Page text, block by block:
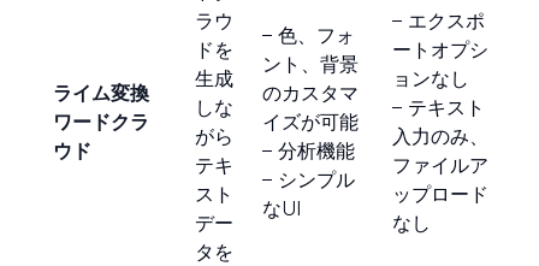
ライム変換
ワードクラ
ウド
ラウ
ドを
生成
しな
がら
テキ
スト
デー
タを
– 色、フォ
ント、背景
のカスタマ
イズが可能
– 分析機能
– シンプル
なUI
– エクスポ
ートオプシ
ョンなし
– テキスト
入力のみ、
ファイルア
ップロード
なし